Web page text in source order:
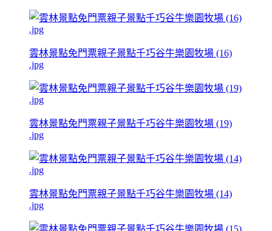
雲林景點免門票親子景點千巧谷牛樂園牧場 (16)
.jpg
雲林景點免門票親子景點千巧谷牛樂園牧場 (19)
.jpg
雲林景點免門票親子景點千巧谷牛樂園牧場 (14)
.jpg